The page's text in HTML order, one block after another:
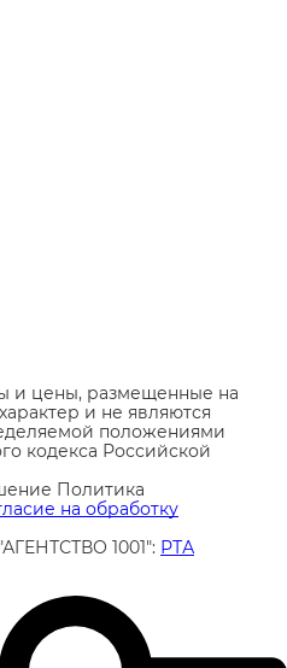
и цены, размещенные на
и не являются
положениями
кодекса Российской
Политика
на обработку
1001": РТА